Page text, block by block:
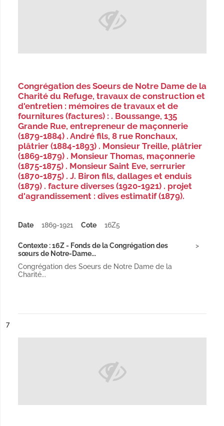
Congrégation des Soeurs de Notre Dame de la
Charité du Refuge, travaux de construction et
d'entretien : mémoires de travaux et de
fournitures (factures) : . Boussange, 135
Grande Rue, entrepreneur de maçonnerie
(1879-1884) . André fils, 8 rue Ronchaux,
plâtrier (1884-1893) . Monsieur Treille, plâtrier
(1869-1879) . Monsieur Thomas, maçonnerie
(1875-1875) . Monsieur Saint Eve, serrurier
(1870-1875) . J. Biron fils, dallages et enduis
(1879) . facture diverses (1920-1921) . projet
d'agrandissement : dives estimatif (1879).
Date 1869-1921 Cote 16Z5
Contexte : 16Z - Fonds de la Congrégation des
sœurs de Notre-Dame...
Congrégation des Soeurs de Notre Dame de la
Charité...
n°
7